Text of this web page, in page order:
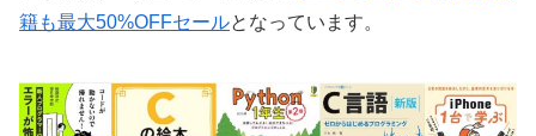
籍も最大50%OFFセールとなっています。